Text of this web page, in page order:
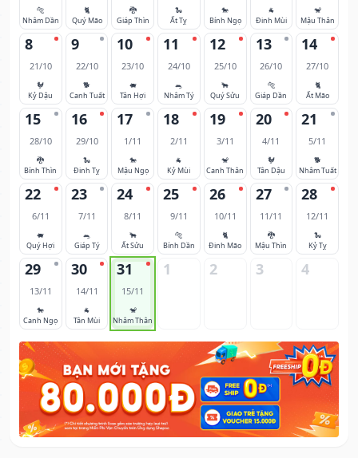
🐅
Nhâm Dần
🐈
Quý Mão
🐉
Giáp Thìn
🐍
Ất Tỵ
🐎
Bính Ngọ
🐐
Đinh Mùi
🐒
Mậu Thân
8
21/10
🐓
Kỷ Dậu
9
22/10
🐕
Canh Tuất
10
23/10
🐖
Tân Hợi
11
24/10
🐀
Nhâm Tý
12
25/10
🐂
Quý Sửu
13
26/10
🐅
Giáp Dần
14
27/10
🐈
Ất Mão
15
28/10
🐉
Bính Thìn
16
29/10
🐍
Đinh Tỵ
17
1/11
🐎
Mậu Ngọ
18
2/11
🐐
Kỷ Mùi
19
3/11
🐒
Canh Thân
20
4/11
🐓
Tân Dậu
21
5/11
🐕
Nhâm Tuất
22
6/11
🐖
Quý Hợi
23
7/11
🐀
Giáp Tý
24
8/11
🐂
Ất Sửu
25
9/11
🐅
Bính Dần
26
10/11
🐈
Đinh Mão
27
11/11
🐉
Mậu Thìn
28
12/11
🐍
Kỷ Tỵ
29
13/11
🐎
Canh Ngọ
30
14/11
🐐
Tân Mùi
31
15/11
🐒
Nhâm Thân
1 2 3 4